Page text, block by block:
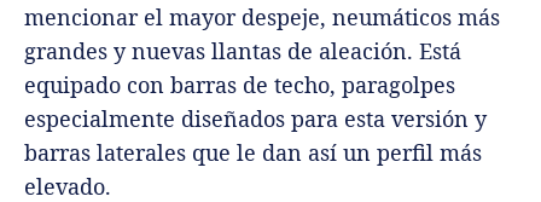
mencionar el mayor despeje, neumáticos más
grandes y nuevas llantas de aleación. Está
equipado con barras de techo, paragolpes
especialmente diseñados para esta versión y
barras laterales que le dan así un perfil más
elevado.